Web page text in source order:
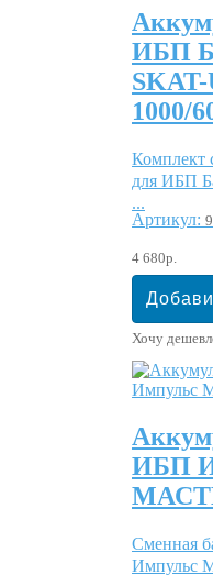
ИБП
SKAT-
1000/
Комплект
для ИБП
...
Артикул:
4 680р.
Хочу
ИБП
Сменная
Импульс